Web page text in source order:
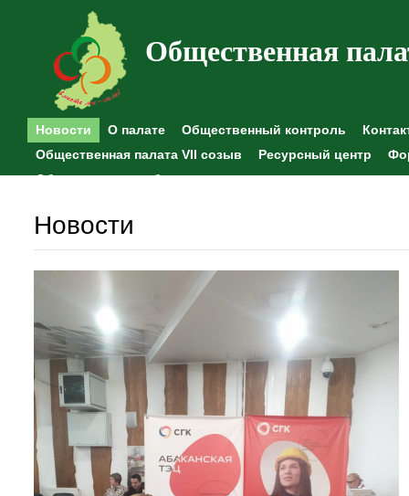
Общественная
Новости О палате Общественный контроль
Общественная палата VII созыв
Ресурсный центр
Общественные наблюдения
Новости